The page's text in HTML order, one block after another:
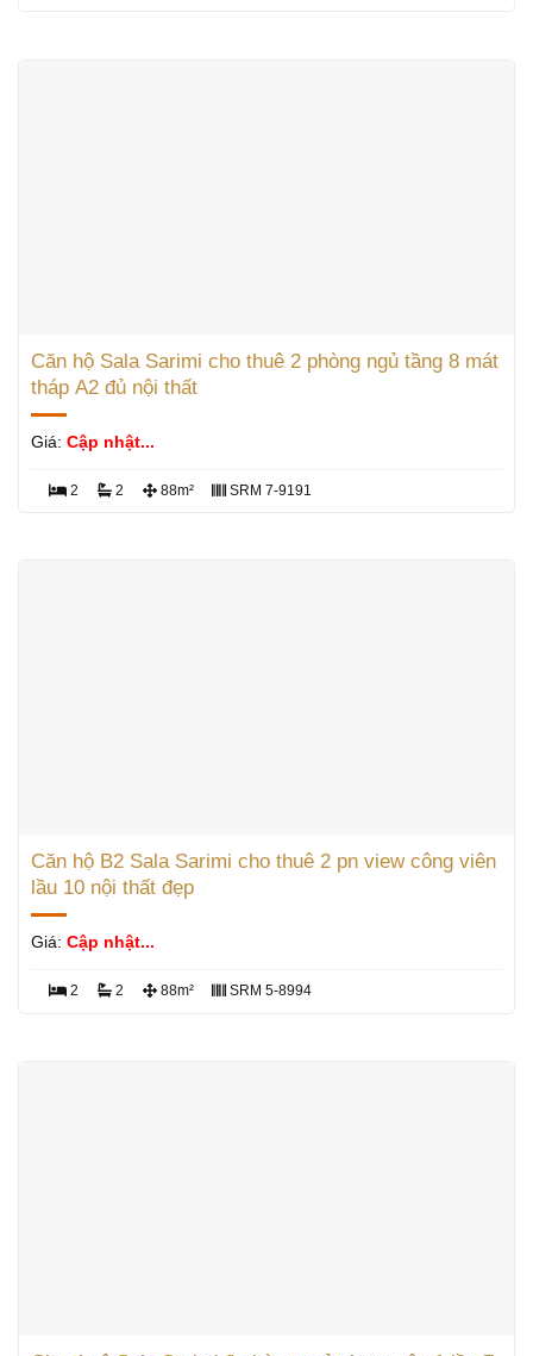
Căn hộ Sala Sarimi cho thuê 2 phòng ngủ tầng 8 mát
tháp A2 đủ nội thất
Giá: Cập nhật...
2 2 88m² SRM 7-9191
Căn hộ B2 Sala Sarimi cho thuê 2 pn view công viên
lầu 10 nội thất đẹp
Giá: Cập nhật...
2 2 88m² SRM 5-8994